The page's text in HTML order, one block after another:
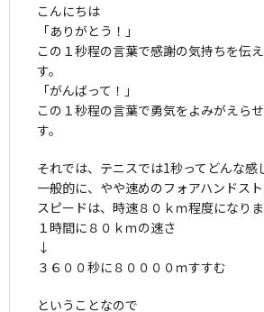
こんにちは
「ありがとう！」
この１秒程の言葉で感謝の気持ちを伝
す。
「がんばって！」
この１秒程の言葉で勇気をよみがえら
す。
それでは、テニスでは1秒ってどんな感
一般的に、やや速めのフォアハンドス
スピードは、時速８０ｋｍ程度になりま
１時間に８０ｋｍの速さ
↓
３６００秒に８００００ｍすすむ
ということなので